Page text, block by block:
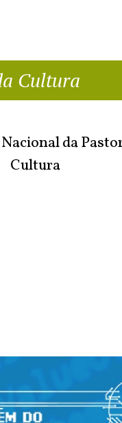
Cultura
da
Cultura